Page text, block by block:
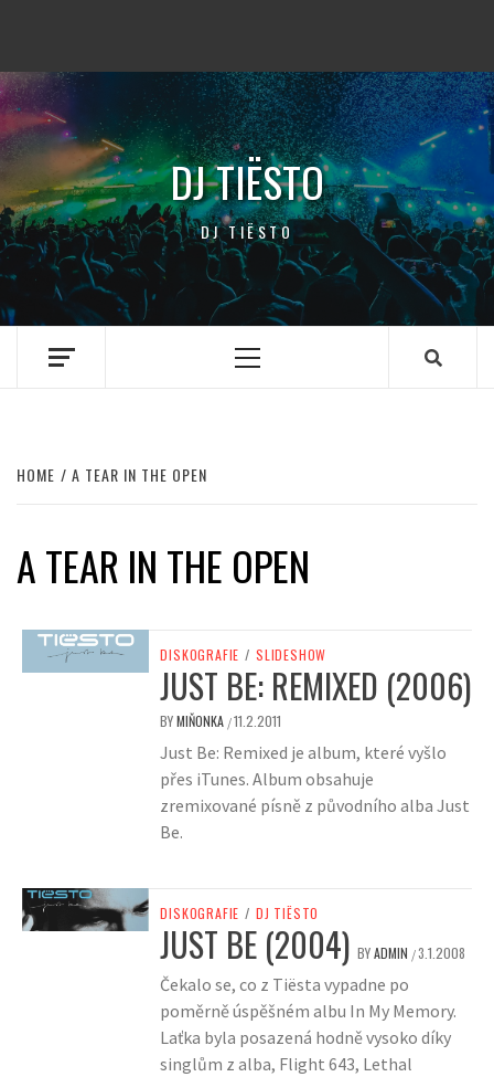
DJ TIËSTO
DJ TIËSTO
Primary
HOME A TEAR IN THE OPEN
A TEAR IN THE OPEN
DISKOGRAFIE / SLIDESHOW
JUST BE: REMIXED (2006)
BYMIŇONKA /11.2.2011
Just Be: Remixed je album, které vyšlo
přes iTunes. Album obsahuje
zremixované písně z původního alba Just
Be.
DISKOGRAFIE / DJ TIËSTO
JUST BE (2004) BYADMIN /3.1.2008
Čekalo se, co z Tiësta vypadne po
poměrně úspěšném albu In My Memory.
Laťka byla posazená hodně vysoko díky
singlům z alba, Flight 643, Lethal